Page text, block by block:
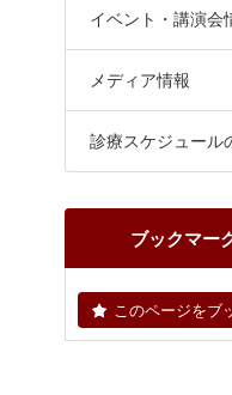
イベント・講演会
メディア情報
診療スケジュール
ブックマー
このページをブ